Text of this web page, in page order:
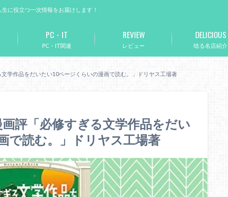
に役立つ一次情報をお届けします！
PC・IT関連
PC・IT
レビュー
REVIEW
唸る名店紹介
DELICIOUS
学作品をだいたい10ページくらいの漫画で読む。」ドリヤス工場著
評「必修すぎる文学作品をだい
で読む。」ドリヤス工場著